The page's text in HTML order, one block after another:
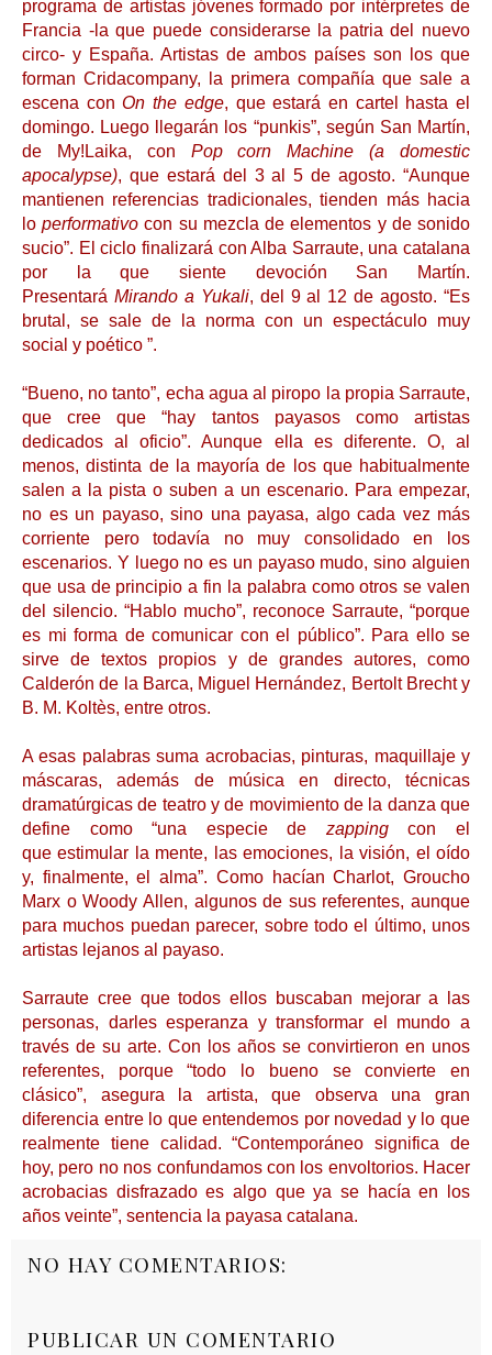
programa de artistas jóvenes formado por intérpretes de
Francia -la que puede considerarse la patria del nuevo
circo- y España. Artistas de ambos países son los que
forman Cridacompany, la primera compañía que sale a
escena conOn the edge, que estará en cartel hasta el
domingo. Luego llegarán los “punkis”, según San Martín,
de My!Laika, con Pop corn Machine (a domestic
apocalypse), que estará del 3 al 5 de agosto. “Aunque
mantienen referencias tradicionales, tienden más hacia
loperformativo con su mezcla de elementos y de sonido
sucio”. El ciclo finalizará con Alba Sarraute, una catalana
por la que siente devoción San Martín.
Presentará Mirando a Yukali, del 9 al 12 de agosto. “Es
brutal, se sale de la norma con un espectáculo muy
social y poético ”.
“Bueno, no tanto”, echa agua al piropo la propia Sarraute,
que cree que “hay tantos payasos como artistas
dedicados al oficio”. Aunque ella es diferente. O, al
menos, distinta de la mayoría de los que habitualmente
salen a la pista o suben a un escenario. Para empezar,
no es un payaso, sino una payasa, algo cada vez más
corriente pero todavía no muy consolidado en los
escenarios. Y luego no es un payaso mudo, sino alguien
que usa de principio a fin la palabra como otros se valen
del silencio. “Hablo mucho”, reconoce Sarraute, “porque
es mi forma de comunicar con el público”. Para ello se
sirve de textos propios y de grandes autores, como
Calderón de la Barca, Miguel Hernández, Bertolt Brecht y
B. M. Koltès, entre otros.
A esas palabras suma acrobacias, pinturas, maquillaje y
máscaras, además de música en directo, técnicas
dramatúrgicas de teatro y de movimiento de la danza que
define como “una especie de zappingcon el
que estimular la mente, las emociones, la visión, el oído
y, finalmente, el alma”. Como hacían Charlot, Groucho
Marx o Woody Allen, algunos de sus referentes, aunque
para muchos puedan parecer, sobre todo el último, unos
artistas lejanos al payaso.
Sarraute cree que todos ellos buscaban mejorar a las
personas, darles esperanza y transformar el mundo a
través de su arte. Con los años se convirtieron en unos
referentes, porque “todo lo bueno se convierte en
clásico”, asegura la artista, que observa una gran
diferencia entre lo que entendemos por novedad y lo que
realmente tiene calidad. “Contemporáneo significa de
hoy, pero no nos confundamos con los envoltorios. Hacer
acrobacias disfrazado es algo que ya se hacía en los
años veinte”, sentencia la payasa catalana.
NO HAY COMENTARIOS:
PUBLICAR UN COMENTARIO